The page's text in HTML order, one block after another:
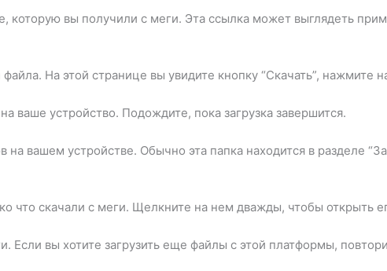
которую вы получили с меги. Эта ссылка может выглядеть
На этой странице вы увидите кнопку “Скачать”, нажмите
ваше устройство. Подождите, пока загрузка завершится.
вашем устройстве. Обычно эта папка находится в разделе
что скачали с меги. Щелкните на нем дважды, чтобы открыть
вы хотите загрузить еще файлы с этой платформы,